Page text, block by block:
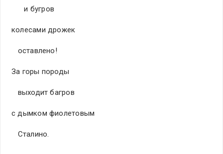
и бугров
колесами дрожек
оставлено!
За горы породы
выходит багров
с дымком фиолетовым
Сталино.